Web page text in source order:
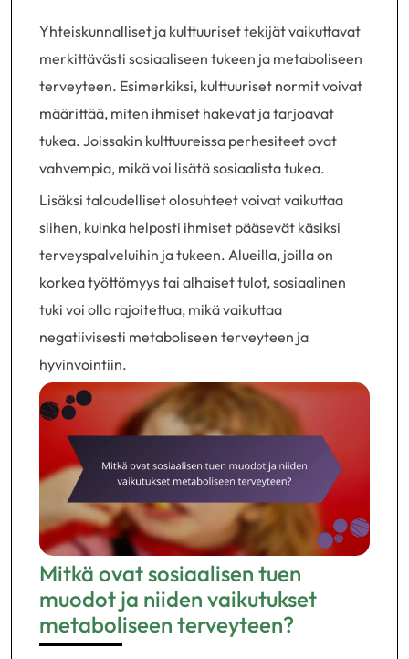
Yhteiskunnalliset ja kulttuuriset tekijät vaikuttavat
merkittävästi sosiaaliseen tukeen ja metaboliseen
terveyteen. Esimerkiksi, kulttuuriset normit voivat
määrittää, miten ihmiset hakevat ja tarjoavat
tukea. Joissakin kulttuureissa perhesiteet ovat
vahvempia, mikä voi lisätä sosiaalista tukea.
Lisäksi taloudelliset olosuhteet voivat vaikuttaa
siihen, kuinka helposti ihmiset pääsevät käsiksi
terveyspalveluihin ja tukeen. Alueilla, joilla on
korkea työttömyys tai alhaiset tulot, sosiaalinen
tuki voi olla rajoitettua, mikä vaikuttaa
negatiivisesti metaboliseen terveyteen ja
hyvinvointiin.
Mitkä ovat sosiaalisen tuen
muodot ja niiden vaikutukset
metaboliseen terveyteen?